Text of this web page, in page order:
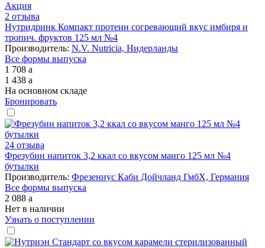
Акция
2 отзыва
Нутридринк Компакт протеин согревающий вкус имбиря и
тропич. фруктов 125 мл №4
Производитель: N.V. Nutricia, Нидерланды
Все формы выпуска
1 708 a
1 438 a
На основном складе
Бронировать
24 отзыва
Фрезубин напиток 3,2 ккал со вкусом манго 125 мл №4
бутылки
Производитель: Фрезениус Каби Дойчланд ГмбХ, Германия
Все формы выпуска
2 088 a
Нет в наличии
Узнать о поступлении